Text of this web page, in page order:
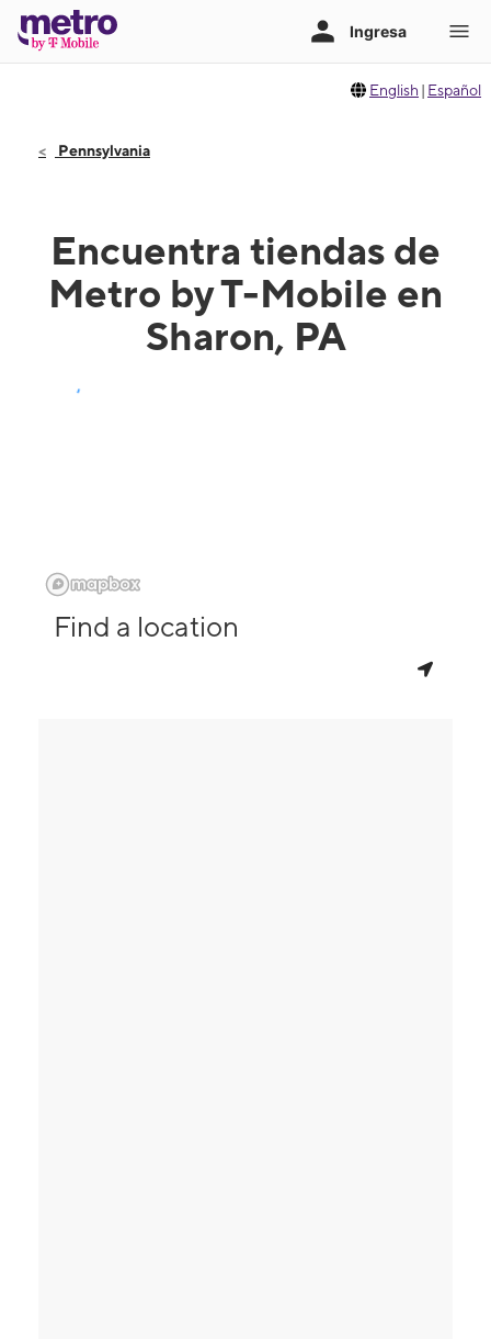
English | Español
Pennsylvania
Encuentra tiendas de
Metro by T-Mobile en
Sharon, PA
Find a location